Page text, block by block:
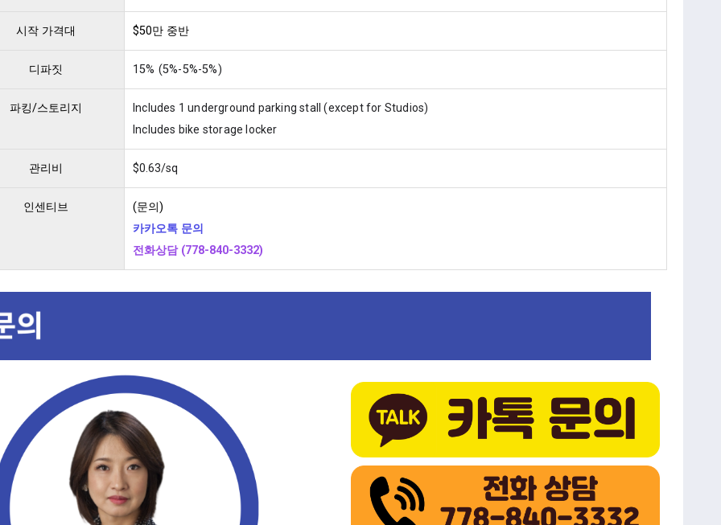
시작 가격대 $50만 중반
디파짓 15% (5%-5%-5%)
파킹/스토리지
Includes 1 underground parking stall (except for Studios)
Includes bike storage locker
관리비 $0.63/sq
인센티브
(문의)
카카오톡 문의
전화상담 (778-840-3332)